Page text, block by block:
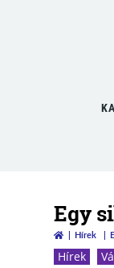
Egy
Hírek
Hírek